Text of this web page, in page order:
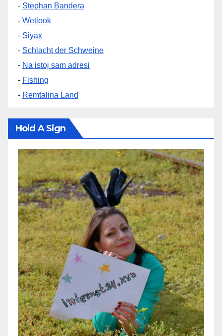
- Stephan Bandera
- Wetlook
- Siyax
- Schlacht der Schweine
- Na istoj sam adresi
- Fishing
- Remtalina Land
Hold A Sign